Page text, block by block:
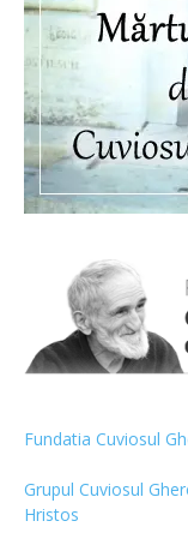
Fundatia Cuviosul
Grupul Cuviosul
Hristos